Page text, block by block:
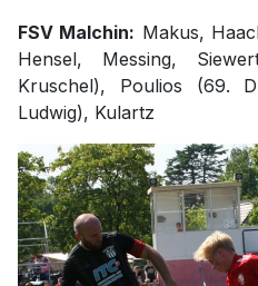
FSV Malchin: Makus,
Hensel, Messing,
Kruschel), Poulios (69.
Ludwig), Kulartz